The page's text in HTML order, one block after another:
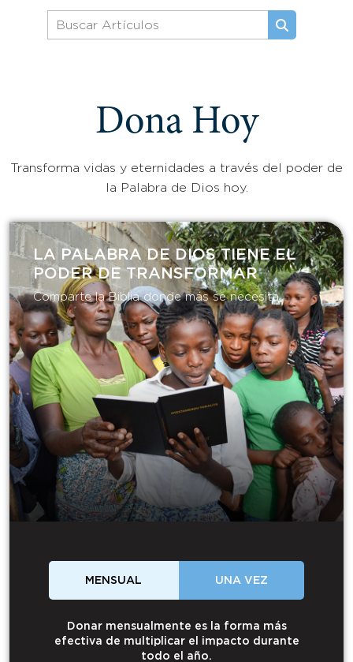
Dona Hoy
Transforma vidas y eternidades a través del poder de
la Palabra de Dios hoy.
LA PALABRA DE DIOS TIENE EL
PODER DE TRANSFORMAR​
Comparte la Biblia donde más se necesita.
MENSUAL UNA VEZ
Donar mensualmente es la forma más
efectiva de multiplicar el impacto durante
todo el año.